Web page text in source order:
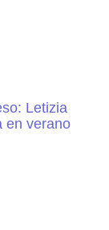
Letizia
en verano